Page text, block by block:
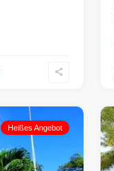
Heißes Angebot